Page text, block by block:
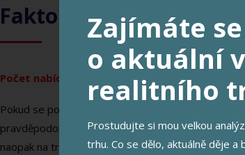
Faktory, které mají
Počet nabídek na trhu
Pokud se počet nabídek na trhu zvyšuje, je jasné,
pravděpodobností se ceny mohou snižovat,
naopak na trhu nemovitostí méně než obvykle,
Zajímáte se
o aktuální
realitního
Prostudujte si mou velkou
trhu. Co se dělo, aktuálně děje a